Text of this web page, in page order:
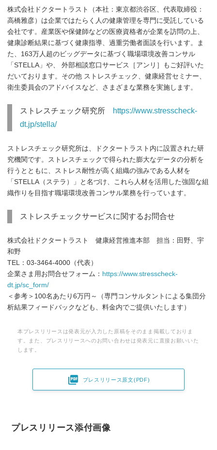
株式会社ドクタートラスト（本社：東京都渋谷区、代表取締役：
高橋雅彦）は企業ではたらく人の健康管理を専門に受託している
会社です。産業医や保健師などの医療資格者が企業を訪問の上、
健康診断結果に基づく健康指導、過重労働者面談を行います。ま
た、163万人超のビッグデータに基づく職場環境改善コンサル
「STELLA」や、 外部相談窓口サービス［アンリ］もご好評いた
だいております。その他 ストレスチェック、健康経営セミナー、
衛生委員会のアドバイスなど、さまざまな業務を実施します。
ストレスチェック研究所
https://www.stresscheck-
dt.jp/stella/
ストレスチェック研究所は、ドクタートラスト内に設置された研
究機関です。ストレスチェックで得られた膨大なデータの分析を
行うとともに、ストレス耐性が高く組織の強みである人材を
「STELLA（ステラ）」と名づけ、これら人材を活用した強固な組
織作りを目指す職場環境改善コンサル業務を行っています。
ストレスチェックサービスに関するお問合せ
株式会社ドクタートラスト 健康経営推進本部 担当：田野、宇
和野
TEL：03-3464-4000（代表）
企業さま用お問合せフォーム： https://www.stresscheck-
dt.jp/sc_form/
＜参考＞100名あたり6万円～（専門コンサルタントによる集団分
析結果フィードバックなども、料金内でご提供いたします）
本プレスリリースは発表元が入力した原稿をそのまま掲載しておりま
す。また、プレスリリースへのお問い合わせは発表元に直接お願いいた
します。
 プレスリリース原文(PDF)
プレスリリース添付画像